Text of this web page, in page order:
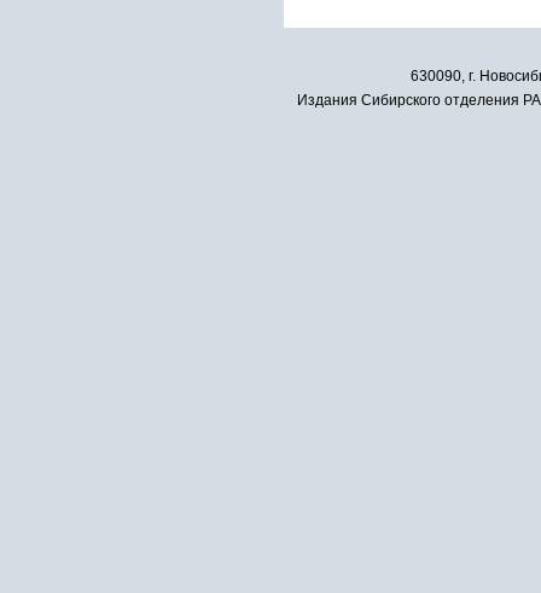
630090, г.
Издания Сибирского отделения